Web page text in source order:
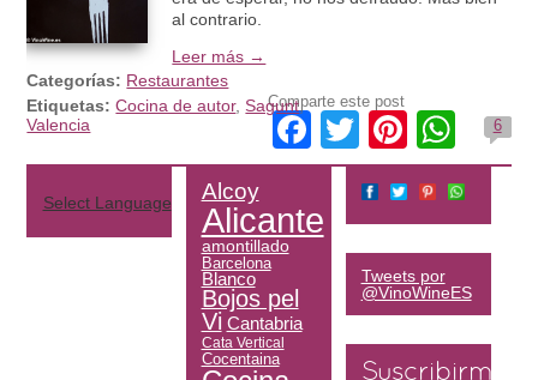
al contrario.
Leer más →
Categorías: Restaurantes
Etiquetas: Cocina de autor,Sagunt,
Valencia
Comparte este post
Facebook
Twitter 6
Select Language Alcoy
Alicante
amontillado
Barcelona
Blanco
Bojos pel
Vi Cantabria
Cata Vertical
Cocentaina
Tweets por
@VinoWineES
Suscribirme